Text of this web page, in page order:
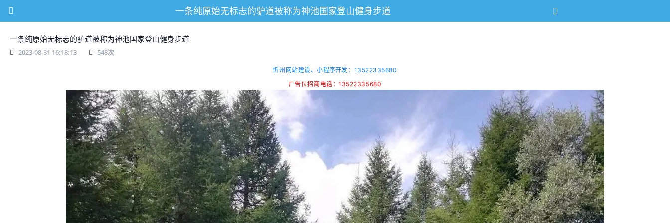
一条纯原始无标志的驴道被称为神池国家登山健身步道
一条纯原始无标志的驴道被称为神池国家登山健身步道
2023-08-31 16:18:13 548次
忻州网站建设、小程序开发：13522335680
广告位招商电话：13522335680